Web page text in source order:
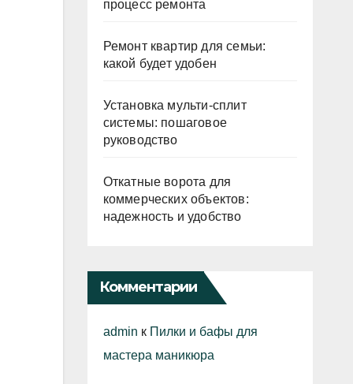
процесс ремонта
Ремонт квартир для семьи:
какой будет удобен
Установка мульти-сплит
системы: пошаговое
руководство
Откатные ворота для
коммерческих объектов:
надежность и удобство
Комментарии
admin к Пилки и бафы для
мастера маникюра